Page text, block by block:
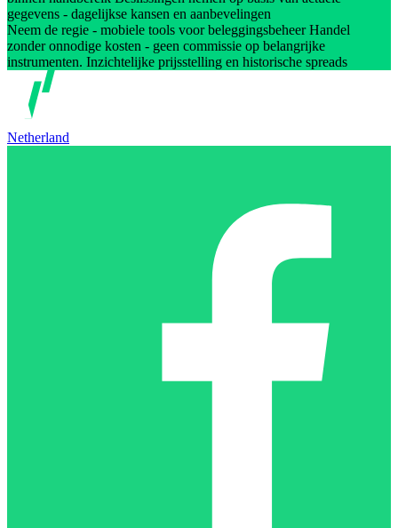
gegevens - dagelijkse kansen en aanbevelingen
Neem de regie - mobiele tools voor beleggingsbeheer Handel
zonder onnodige kosten - geen commissie op belangrijke
instrumenten. Inzichtelijke prijsstelling en historische spreads
Netherland